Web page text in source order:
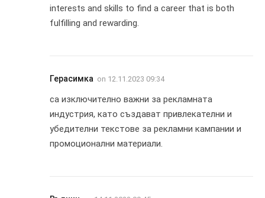
interests and skills to find a career that is both
fulfilling and rewarding.
Герасимка on 12.11.2023 09:34
са изключително важни за рекламната
индустрия, като създават привлекателни и
убедителни текстове за рекламни кампании и
промоционални материали.